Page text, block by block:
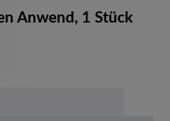
Anwend, 1 Stück